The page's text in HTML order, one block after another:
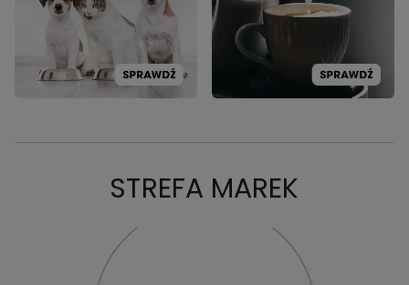
STREFA MAREK